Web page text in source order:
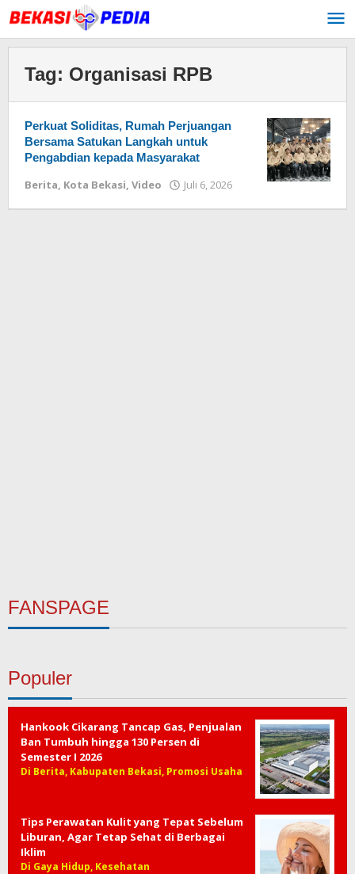
Lewati
ke
konten
Tag: Organisasi RPB
Perkuat Soliditas, Rumah Perjuangan
Bersama Satukan Langkah untuk
Pengabdian kepada Masyarakat
Berita, Kota Bekasi, Video Juli 6, 2026
FANSPAGE
Populer
Hankook Cikarang Tancap Gas, Penjualan
Ban Tumbuh hingga 130 Persen di
Semester I 2026
Di Berita, Kabupaten Bekasi, Promosi Usaha
Tips Perawatan Kulit yang Tepat Sebelum
Liburan, Agar Tetap Sehat di Berbagai
Iklim
Di Gaya Hidup, Kesehatan